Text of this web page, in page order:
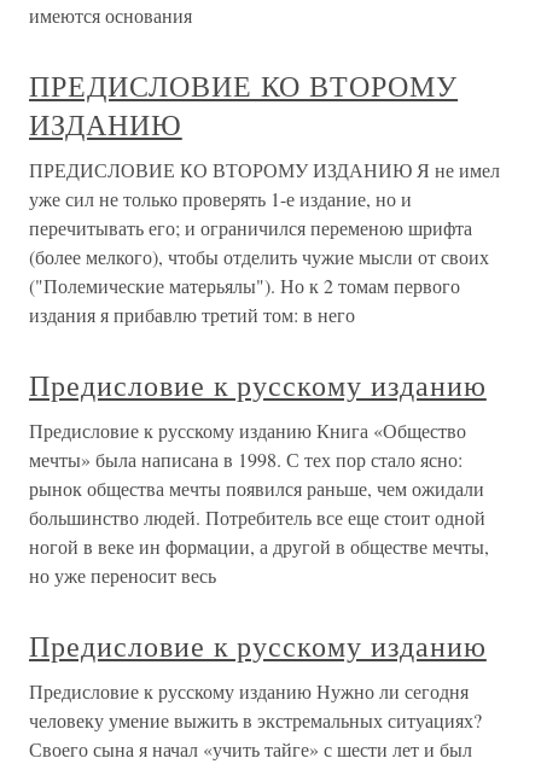
имеются основания
ПРЕДИСЛОВИЕ КО ВТОРОМУ
ИЗДАНИЮ
ПРЕДИСЛОВИЕ КО ВТОРОМУ ИЗДАНИЮ Я не имел
уже сил не только проверять 1-е издание, но и
перечитывать его; и ограничился переменою шрифта
(более мелкого), чтобы отделить чужие мысли от своих
("Полемические матерьялы"). Но к 2 томам первого
издания я прибавлю третий том: в него
Предисловие к русскому изданию
Предисловие к русскому изданию Книга «Общество
мечты» была написана в 1998. С тех пор стало ясно:
рынок общества мечты появился раньше, чем ожидали
большинство людей. Потребитель все еще стоит одной
ногой в веке ин формации, а другой в обществе мечты,
но уже переносит весь
Предисловие к русскому изданию
Предисловие к русскому изданию Нужно ли сегодня
человеку умение выжить в экстремальных ситуациях?
Своего сына я начал «учить тайге» с шести лет и был